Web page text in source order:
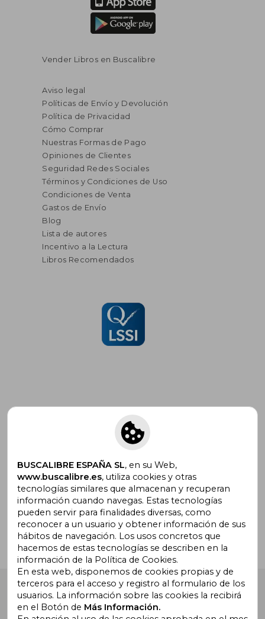
Vender Libros en Buscalibre
Aviso legal
Políticas de Envío y Devolución
Política de Privacidad
Cómo Comprar
Nuestras Formas de Pago
Opiniones de Clientes
Seguridad Redes Sociales
Términos y Condiciones de Uso
Condiciones de Venta
Gastos de Envío
Blog
Lista de autores
Incentivo a la Lectura
Libros Recomendados
Suscríbete para recibir ofertas y
promociones
¿Necesitas ayuda?
Buscalibre España . Calle Energía, 65, Nave 3 (08940),
Cornellà de Llobregat, Barcelona. Derechos Reservados.
BUSCALIBRE ESPAÑA SL, en su Web,
www.buscalibre.es, utiliza cookies y otras
tecnologías similares que almacenan y recuperan
información cuando navegas. Estas tecnologías
pueden servir para finalidades diversas, como
reconocer a un usuario y obtener información de sus
hábitos de navegación. Los usos concretos que
hacemos de estas tecnologías se describen en la
información de la Política de Cookies.
En esta web, disponemos de cookies propias y de
terceros para el acceso y registro al formulario de los
usuarios. La información sobre las cookies la recibirá
en el Botón de Más Información.